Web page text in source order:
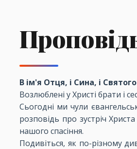
В ім'я Отця, і Сина, і
Возлюблені у Христі брати і
Сьогодні ми чули
розповідь про зустріч
нашого спасіння.
Подивіться, як по-різному